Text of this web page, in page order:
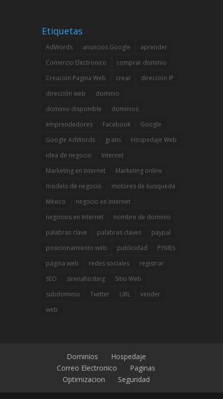
Etiquetas
AdWords anuncios Google
aprender
Comercio Electronico
comprar dominio
Creacion Pagina Web
crear
dirección IP
dirección web
dominio
dominio disponible
dominios
emprendedores
Facebook
Google
Google AdWords
gratis
Hospedaje Web
idea de negocio
Internet
Marketing en Internet
Marketing online
modelo de negocio
motores de busqueda
México
negocio en Internet
negocios en Internet
nombre de dominio
palabras clave
palabras claves
paypal
posicionamiento web
publicidad
PYMEs
página web
redes sociales
registrar
SEO
sirenahosting
Sitio Web
subdominio
Twitter URL
vender
web
Dominios
Hospedaje
Correo Electronico
Paginas
Optimizacion
Seguridad